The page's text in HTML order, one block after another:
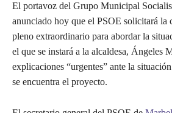
El portavoz del Grupo Municipal
anunciado hoy que el PSOE solicitará la
pleno extraordinario para abordar la
el que se instará a la alcaldesa, Ángeles
explicaciones “urgentes” ante la
se encuentra el proyecto.